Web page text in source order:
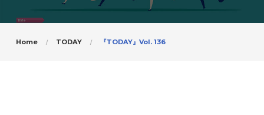
Home TODAY 『TODAY』vol. 136